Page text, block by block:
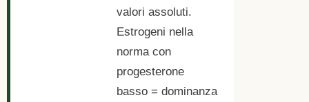
valori assoluti.
Estrogeni nella
norma con
progesterone
basso = dominanza